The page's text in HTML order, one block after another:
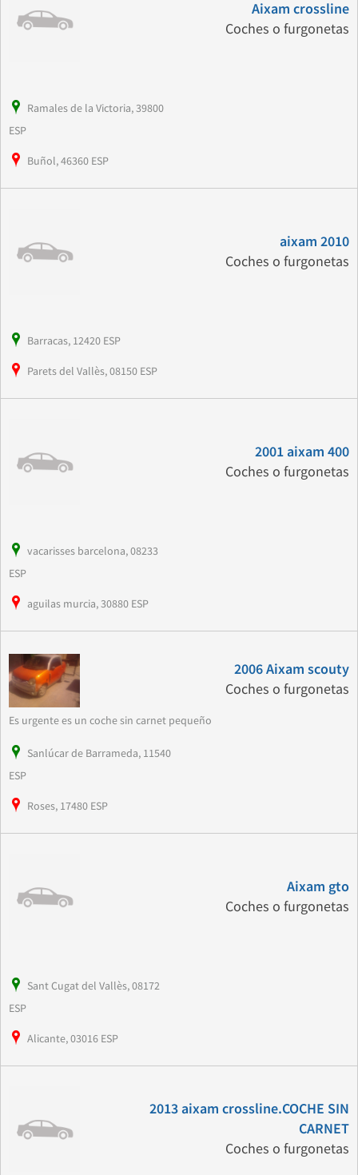
Aixam crossline
Coches o furgonetas
Ramales de la Victoria, 39800
ESP
Buñol, 46360 ESP
aixam 2010
Coches o furgonetas
Barracas, 12420 ESP
Parets del Vallès, 08150 ESP
2001 aixam 400
Coches o furgonetas
vacarisses barcelona, 08233
ESP
aguilas murcia, 30880 ESP
2006 Aixam scouty
Coches o furgonetas
Es urgente es un coche sin carnet pequeño
Sanlúcar de Barrameda, 11540
ESP
Roses, 17480 ESP
Aixam gto
Coches o furgonetas
Sant Cugat del Vallès, 08172
ESP
Alicante, 03016 ESP
2013 aixam crossline.COCHE SIN
CARNET
Coches o furgonetas